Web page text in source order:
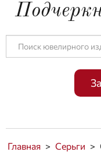
Главная > Серьги >